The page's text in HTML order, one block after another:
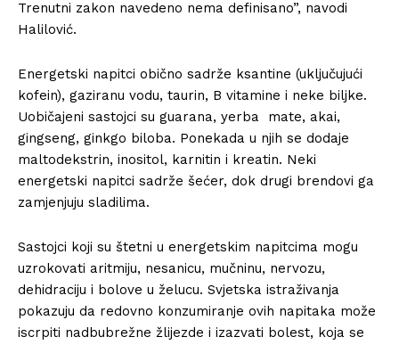
Trenutni zakon navedeno nema definisano”, navodi
Halilović.
Energetski napitci obično sadrže ksantine (uključujući
kofein), gaziranu vodu, taurin, B vitamine i neke biljke.
Uobičajeni sastojci su guarana, yerba mate, akai,
gingseng, ginkgo biloba. Ponekada u njih se dodaje
maltodekstrin, inositol, karnitin i kreatin. Neki
energetski napitci sadrže šećer, dok drugi brendovi ga
zamjenjuju sladilima.
Sastojci koji su štetni u energetskim napitcima mogu
uzrokovati aritmiju, nesanicu, mučninu, nervozu,
dehidraciju i bolove u želucu. Svjetska istraživanja
pokazuju da redovno konzumiranje ovih napitaka može
iscrpiti nadbubrežne žlijezde i izazvati bolest, koja se